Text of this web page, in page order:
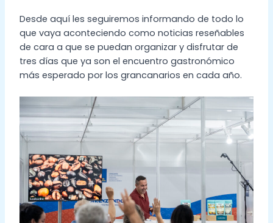
Desde aquí les seguiremos informando de todo lo
que vaya aconteciendo como noticias reseñables
de cara a que se puedan organizar y disfrutar de
tres días que ya son el encuentro gastronómico
más esperado por los grancanarios en cada año.